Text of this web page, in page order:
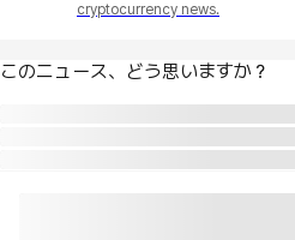
cryptocurrency news.
このニュース、どう思いますか？